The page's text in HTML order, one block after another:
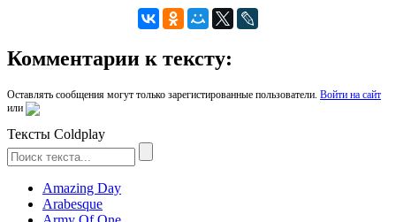
Комментарии к тексту:
Оставлять сообщения могут только зарегистированные пользователи. Войти на сайт
или
Тексты Coldplay
Amazing Day
Arabesque